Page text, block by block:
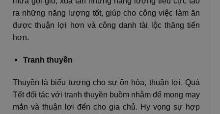
ra những năng lượng tốt, giúp cho công việc làm ăn
được thuận lợi hơn và công danh tài lộc thăng tiến
hơn.
Tranh thuyền
Thuyền là biểu tượng cho sự ôn hòa, thuận lợi. Quà
Tết đối tác với tranh thuyền buồm nhằm để mong may
mắn và thuận lợi đến cho gia chủ. Hy vọng sự hợp